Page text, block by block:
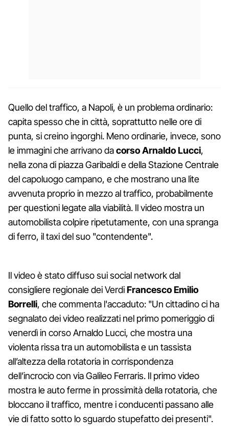
Quello del traffico, a Napoli, è un problema ordinario:
capita spesso che in città, soprattutto nelle ore di
punta, si creino ingorghi. Meno ordinarie, invece, sono
le immagini che arrivano dacorso Arnaldo Lucci,
nella zona di piazza Garibaldi e della Stazione Centrale
del capoluogo campano, e che mostrano una lite
avvenuta proprio in mezzo al traffico, probabilmente
per questioni legate alla viabilità. Il video mostra un
automobilista colpire ripetutamente, con una spranga
di ferro, il taxi del suo "contendente".
Il video è stato diffuso sui social network dal
consigliere regionale dei VerdiFrancesco Emilio
Borrelli, che commenta l'accaduto: "Un cittadino ci ha
segnalato dei video realizzati nel primo pomeriggio di
venerdì in corso Arnaldo Lucci, che mostra una
violenta rissa tra un automobilista e un tassista
all’altezza della rotatoria in corrispondenza
dell’incrocio con via Galileo Ferraris. Il primo video
mostra le auto ferme in prossimità della rotatoria, che
bloccano il traffico, mentre i conducenti passano alle
vie di fatto sotto lo sguardo stupefatto dei presenti".